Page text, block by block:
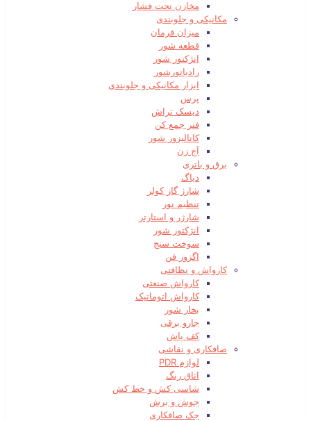
مخازن تحت فشار
مکانیکی و جلوبندی
میزان فرمان
قطعه شور
انژکتور شور
رادیاتورشور
ابزار مکانیکی و جلوبندی
پرس
دیسک تراش
فنر جمع کن
کاتالیزور شور
آج زن
برق و باتری
دیاگ
شارژ گاز کولر
تنظیم نور
شارژر و استارتر
انژکتور شور
سوخت سنج
اگزوز فن
کارواش و نظافتی
کارواش صنعتی
کارواش اتوماتیک
بخار شور
جارو برقی
کف پاش
صافکاری و نقاشی
لوازم PDR
اتاق رنگ
شاسی کش و خط کش
جوش و برش
جک صافکاری